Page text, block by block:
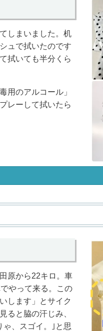
しまいました。机
ュで拭いたのです
拭いても半分くら
用のアルコール」
レーして拭いたら
原から22キロ。車
やって来る。この
します」とサイク
ると脇の汗じみ、
ゃ、スゴイ。｣と思